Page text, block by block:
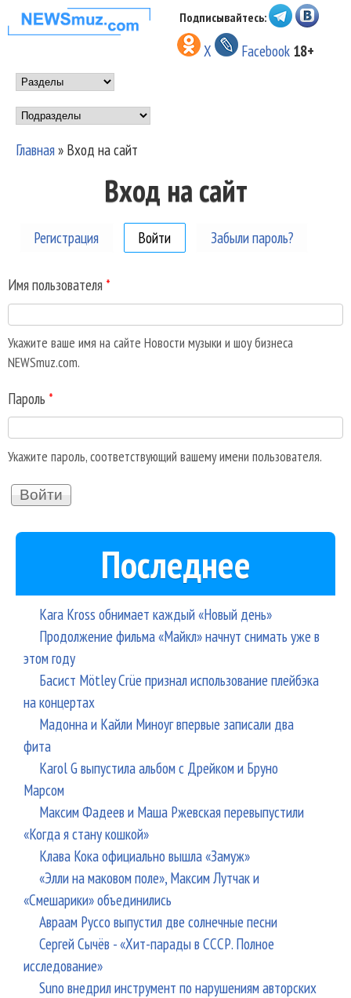
Перейти к основному
содержанию
НОВОСТИ
МУЗЫКИ И
ШОУ БИЗНЕСА
NEWSMUZ.COM
Подписывайтесь:
X Facebook 18+
Main menu
Подразделы
Вы здесь
Главная» Вход на сайт
Вход на сайт
Регистрация Войти (активная вкладка)
Забыли пароль?
Имя пользователя *
Укажите ваше имя на сайте Новости музыки и шоу бизнеса
NEWSmuz.com.
Пароль *
Укажите пароль, соответствующий вашему имени пользователя.
Последнее
Kara Kross обнимает каждый «Новый день»
Продолжение фильма «Майкл» начнут снимать уже в
этом году
Басист Mötley Crüe признал использование плейбэка
на концертах
Мадонна и Кайли Миноуг впервые записали два
фита
Karol G выпустила альбом с Дрейком и Бруно
Марсом
Максим Фадеев и Маша Ржевская перевыпустили
«Когда я стану кошкой»
Клава Кока официально вышла «Замуж»
«Элли на маковом поле», Максим Лутчак и
«Смешарики» объединились
Авраам Руссо выпустил две солнечные песни
Сергей Сычёв - «Хит-парады в СССР. Полное
исследование»
Suno внедрил инструмент по нарушениям авторских